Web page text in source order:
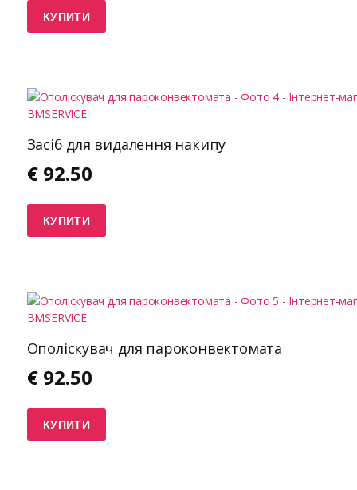
КУПИТИ
Засіб для видалення накипу
€ 92.50
КУПИТИ
Ополіскувач для пароконвектомата
€ 92.50
КУПИТИ